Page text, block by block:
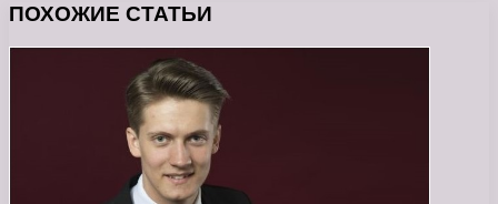
ПОХОЖИЕ СТАТЬИ